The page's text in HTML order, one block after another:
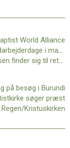
World Alliance
Sidste nyt: Leder- og medarbejderdage i marts udsættes
Lise Emming Weber-Hansen finder sig til rette
på besøg i Burundi
søger præst
Kristuskirken